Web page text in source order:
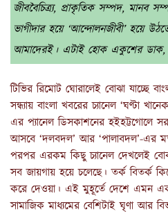
জীববৈচিত্র্য, প্রাকৃতিক সম্পদ, মানব
ভাগীদার হয়ে ‘আন্দোলনজীবী’ হয়ে
আমাদেরই। এটাই হোক একুশের ডাক,
টিভির রিমোট ঘোরালেই বোঝা যাচ্ছে
সন্ধ্যায় বাংলা খবরের চ্যানেল ‘ঘণ্টা
এর প্যানেল ডিসকাশনের হইহট্টগোলে
আসবে ‘দলবদল’ আর ‘পালাবদল’-এর
পরপর এরকম কিছু চ্যানেল দেখলেই
সব জায়গায় হয়ে চলেছে। তর্ক বিতর্ক
করে দেওয়া। এই মুহূর্তে দেশে এমন
সামাজিক মাধ্যমের বেশিটাই ঘৃণা আর